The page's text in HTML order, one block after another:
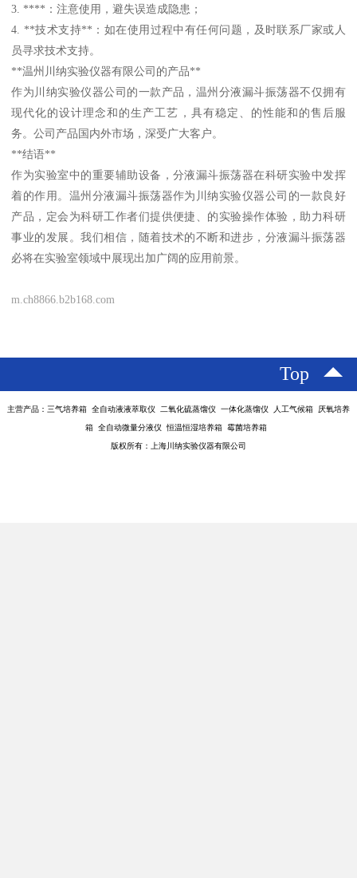
3. ****：注意使用，避失误造成隐患；
4. **技术支持**：如在使用过程中有任何问题，及时联系厂家或人
员寻求技术支持。
**温州川纳实验仪器有限公司的产品**
作为川纳实验仪器公司的一款产品，温州分液漏斗振荡器不仅拥有
现代化的设计理念和的生产工艺，具有稳定、的性能和的售后服
务。公司产品国内外市场，深受广大客户。
**结语**
作为实验室中的重要辅助设备，分液漏斗振荡器在科研实验中发挥
着的作用。温州分液漏斗振荡器作为川纳实验仪器公司的一款良好
产品，定会为科研工作者们提供便捷、的实验操作体验，助力科研
事业的发展。我们相信，随着技术的不断和进步，分液漏斗振荡器
必将在实验室领域中展现出加广阔的应用前景。
m.ch8866.b2b168.com
Top
主营产品：三气培养箱 全自动液液萃取仪 二氧化硫蒸馏仪 一体化蒸馏仪 人工气候箱 厌氧培养
箱 全自动微量分液仪 恒温恒湿培养箱 霉菌培养箱
版权所有：上海川纳实验仪器有限公司